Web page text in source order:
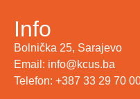
Info
Bolnička 25, Sarajevo
Email: info@kcus.ba
Telefon: +387 33 29 70